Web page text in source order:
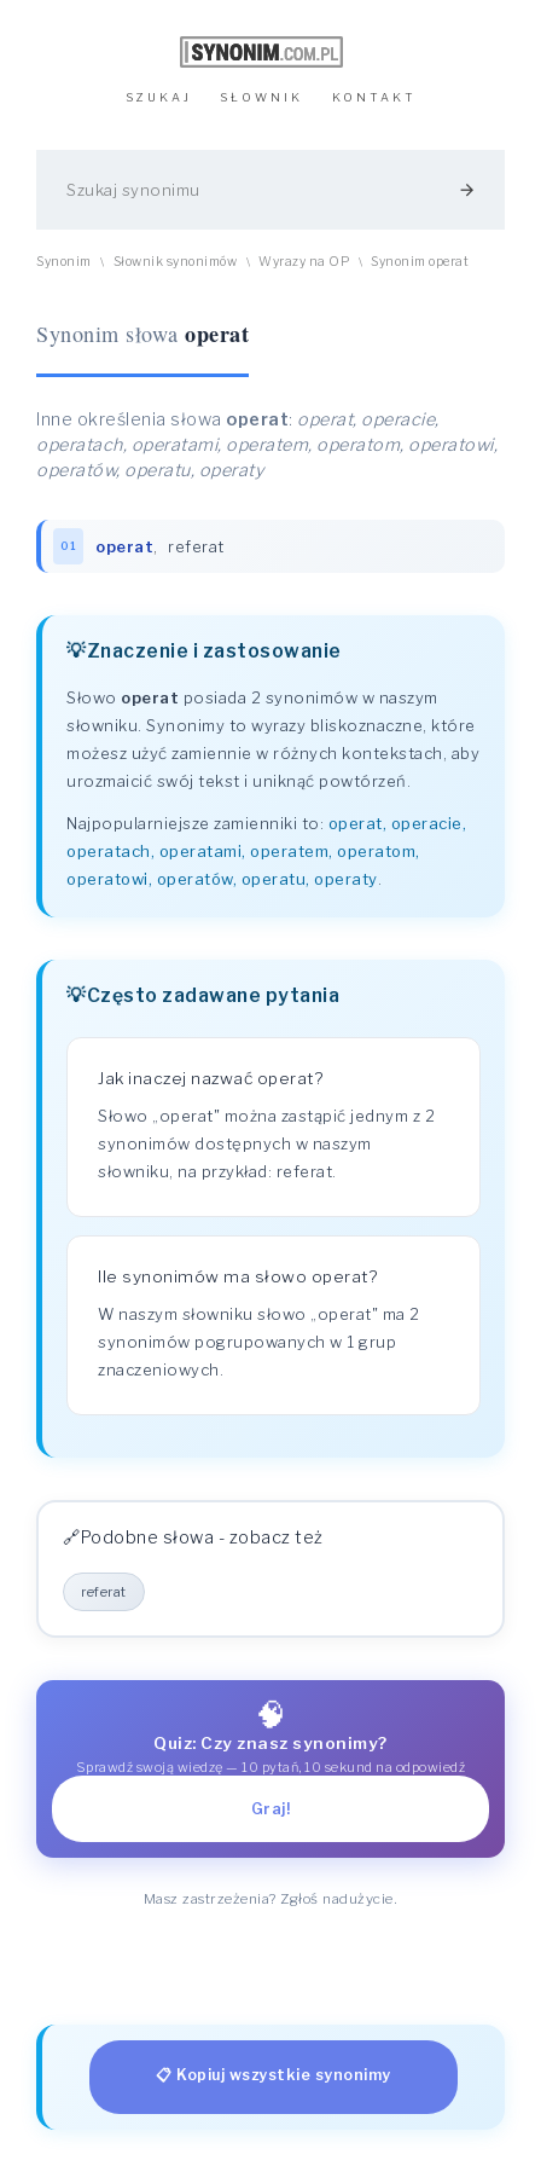
SZUKAJ SŁOWNIK KONTAKT
arrow_forward
Synonim \ Słownik synonimów \ Wyrazy na OP \ Synonim operat
Synonim słowa operat
Inne określenia słowa operat: operat, operacie,
operatach, operatami, operatem, operatom, operatowi,
operatów, operatu, operaty
01 operat referat
Znaczenie i zastosowanie
Słowo operat posiada 2 synonimów w naszym
słowniku. Synonimy to wyrazy bliskoznaczne, które
możesz użyć zamiennie w różnych kontekstach, aby
urozmaicić swój tekst i uniknąć powtórzeń.
Najpopularniejsze zamienniki to: operat, operacie,
operatach, operatami, operatem, operatom,
operatowi, operatów, operatu, operaty
Często zadawane pytania
Jak inaczej nazwać operat?
Słowo „operat" można zastąpić jednym z 2
synonimów dostępnych w naszym
słowniku, na przykład: referat.
Ile synonimów ma słowo operat?
W naszym słowniku słowo „operat" ma 2
synonimów pogrupowanych w 1 grup
znaczeniowych.
Podobne słowa - zobacz też
referat
🧠
Quiz: Czy znasz synonimy?
Sprawdź swoją wiedzę — 10 pytań, 10 sekund na odpowiedź
Graj!
Masz zastrzeżenia? Zgłoś nadużycie.
📋 Kopiuj wszystkie synonimy